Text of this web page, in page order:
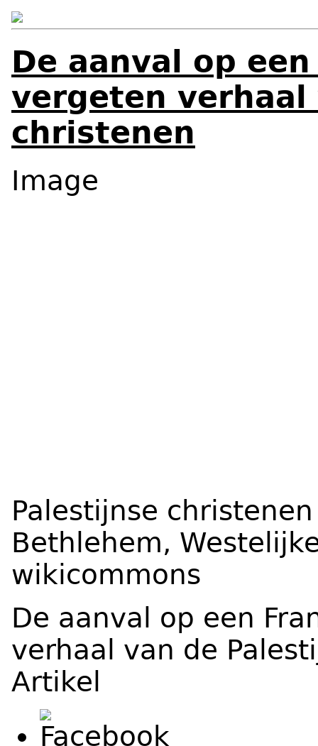
De aanval op
vergeten verhaal
christenen
Image
Palestijnse
Bethlehem,
wikicommons
De aanval op een
verhaal van de
Artikel